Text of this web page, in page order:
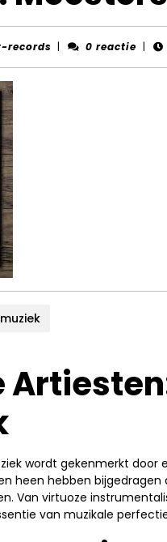
records accent-
| 0 reactie |
wordt gekenmerkt
heen hebben
Van virtuoze
van muzikale